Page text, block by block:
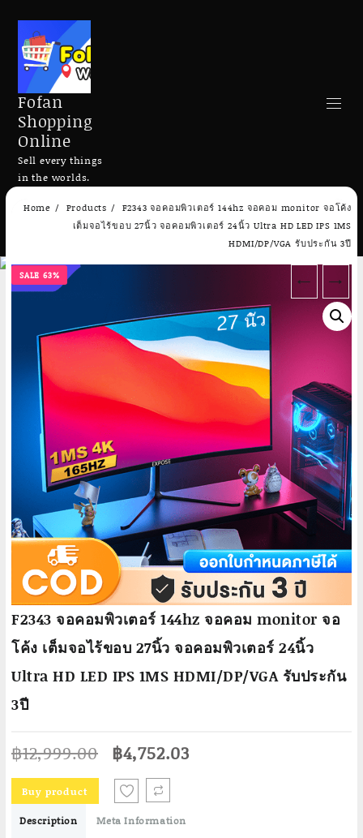
Skip
Fofan
Shopping
Online
Sell every things
in the worlds.
Search
Home Products
F2343 จอคอมพิวเตอร์ 144hz จอคอม monitor จอโค้ง
เต็มจอไร้ขอบ 27นิ้ว จอคอมพิวเตอร์ 24นิ้ว Ultra HD LED IPS 1MS
HDMI/DP/VGA รับประกัน 3ปี
SALE 63% ← →
F2343 จอคอมพิวเตอร์ 144hz จอคอม monitor จอ
โค้ง เต็มจอไร้ขอบ 27นิ้ว จอคอมพิวเตอร์ 24นิ้ว
Ultra HD LED IPS 1MS HDMI/DP/VGA รับประกัน
3ปี
฿12,999.00 Original
price
was:
฿12,999.00.
฿4,752.03
Buy product
Description Meta Information
Add to cart Add to cart